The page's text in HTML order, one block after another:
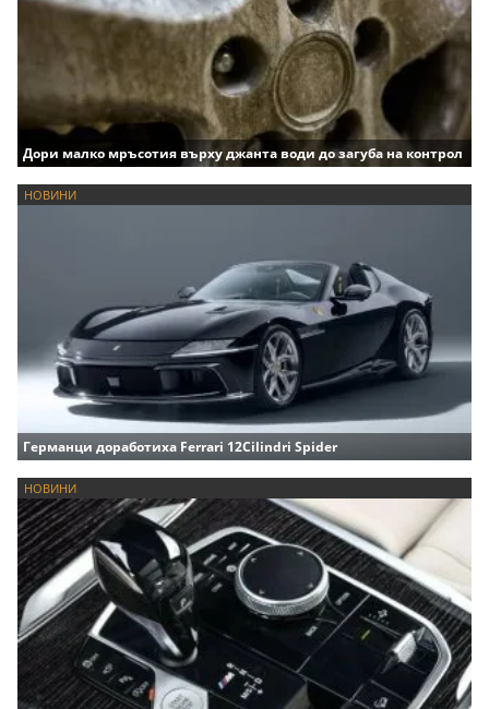
Дори малко мръсотия върху джанта води до загуба на контрол
НОВИНИ
Германци доработиха Ferrari 12Cilindri Spider
НОВИНИ